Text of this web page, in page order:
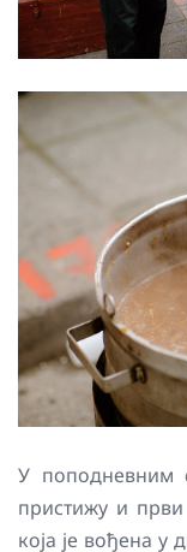
У поподневним
пристижу и први
која је вођена